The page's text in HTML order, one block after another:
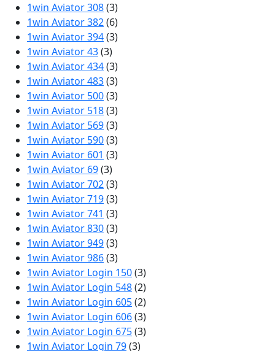
1win Aviator 308(3)
1win Aviator 382(6)
1win Aviator 394(3)
1win Aviator 43(3)
1win Aviator 434(3)
1win Aviator 483(3)
1win Aviator 500(3)
1win Aviator 518(3)
1win Aviator 569(3)
1win Aviator 590(3)
1win Aviator 601 (3)
1win Aviator 69(3)
1win Aviator 702(3)
1win Aviator 719(3)
1win Aviator 741 (3)
1win Aviator 830(3)
1win Aviator 949(3)
1win Aviator 986(3)
1win Aviator Login 150(3)
1win Aviator Login 548(2)
1win Aviator Login 605(2)
1win Aviator Login 606(3)
1win Aviator Login 675(3)
1win Aviator Login 79(3)